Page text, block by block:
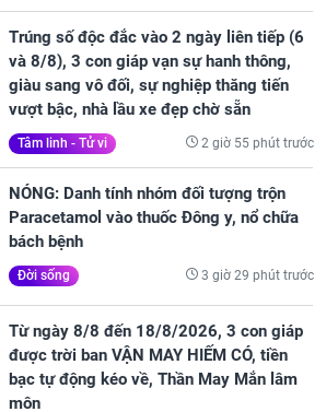
Trúng số độc đắc vào 2 ngày liên tiếp (6
và 8/8), 3 con giáp vạn sự hanh thông,
giàu sang vô đối, sự nghiệp thăng tiến
vượt bậc, nhà lầu xe đẹp chờ sẵn
Tâm linh - Tử vi 2 giờ 55 phút trước
NÓNG: Danh tính nhóm đối tượng trộn
Paracetamol vào thuốc Đông y, nổ chữa
bách bệnh
Đời sống 3 giờ 29 phút trước
Từ ngày 8/8 đến 18/8/2026, 3 con giáp
được trời ban VẬN MAY HIẾM CÓ, tiền
bạc tự động kéo về, Thần May Mắn lâm
môn